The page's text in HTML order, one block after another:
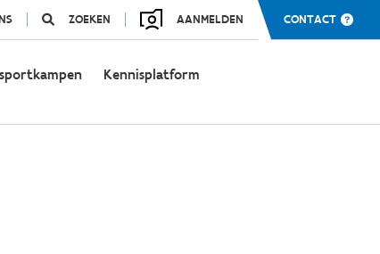
ZOEKEN AANMELDEN CONTACT
Kennisplatform